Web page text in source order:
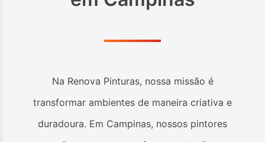
Na Renova Pinturas, nossa missão é
transformar ambientes de maneira criativa e
duradoura. Em Campinas, nossos pintores